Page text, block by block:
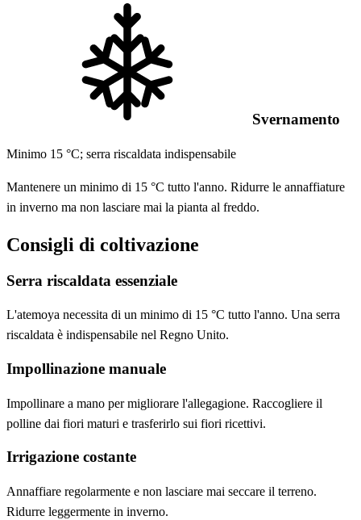
Svernamento
Minimo 15 °C; serra riscaldata indispensabile
Mantenere un minimo di 15 °C tutto l'anno. Ridurre le annaffiature
in inverno ma non lasciare mai la pianta al freddo.
Consigli di coltivazione
Serra riscaldata essenziale
L'atemoya necessita di un minimo di 15 °C tutto l'anno. Una serra
riscaldata è indispensabile nel Regno Unito.
Impollinazione manuale
Impollinare a mano per migliorare l'allegagione. Raccogliere il
polline dai fiori maturi e trasferirlo sui fiori ricettivi.
Irrigazione costante
Annaffiare regolarmente e non lasciare mai seccare il terreno.
Ridurre leggermente in inverno.